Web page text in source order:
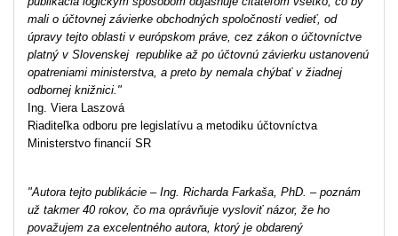
mali o účtovnej závierke obchodných spoločností vedieť, od
úpravy tejto oblasti v európskom práve, cez zákon o účtovníctve
platný v Slovenskej republike až po účtovnú závierku ustanovenú
opatreniami ministerstva, a preto by nemala chýbať v žiadnej
odbornej knižnici."
Ing. Viera Laszová
Riaditeľka odboru pre legislatívu a metodiku účtovníctva
Ministerstvo financií SR
"Autora tejto publikácie – Ing. Richarda Farkaša, PhD. – poznám
už takmer 40 rokov, čo ma oprávňuje vysloviť názor, že ho
považujem za excelentného autora, ktorý je obdarený